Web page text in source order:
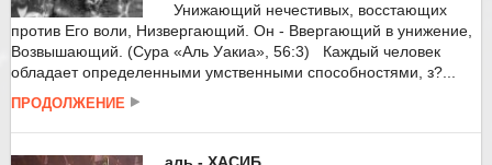
Унижающий нечестивых, восстающих
против Его воли, Низвергающий. Он - Ввергающий в унижение,
Возвышающий. (Сура «Аль Уакиа», 56:3) Каждый человек
обладает определенными умственными способностями, з?...
ПРОДОЛЖЕНИЕ